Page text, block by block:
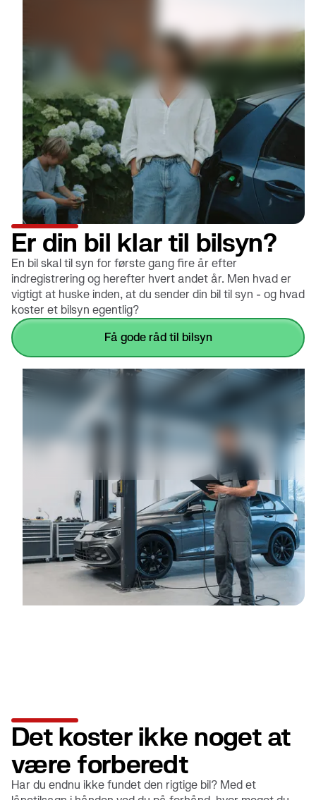
Er din bil klar til bilsyn?
En bil skal til syn for første gang fire år efter
indregistrering og herefter hvert andet år. Men hvad er
vigtigt at huske inden, at du sender din bil til syn - og hvad
koster et bilsyn egentlig?
få gode råd til bilsyn
Det koster ikke noget at
være forberedt
Har du endnu ikke fundet den rigtige bil? Med et